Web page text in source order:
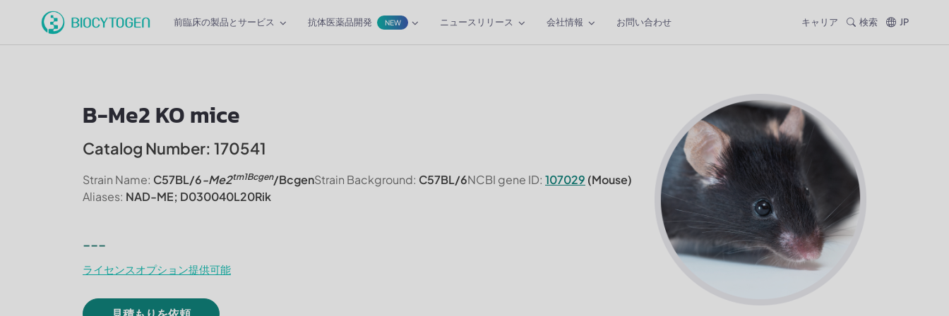
前臨床の製品とサービス 抗体医薬品開発 NEW ニュースリリース 会社情報 お問い合わせ キャリア 検索 JP
B-Me2 KO mice
Catalog Number: 170541
Strain Name: C57BL/6-Me2tm1Bcgen/BcgenStrain Background: C57BL/6NCBI gene ID: 107029 (Mouse)
Aliases: NAD-ME; D030040L20Rik
---
ライセンスオプション提供可能